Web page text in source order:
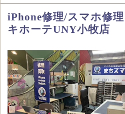
iPhone修理/スマホ修
キホーテUNY小牧店